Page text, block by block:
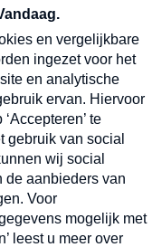
in
Verzend